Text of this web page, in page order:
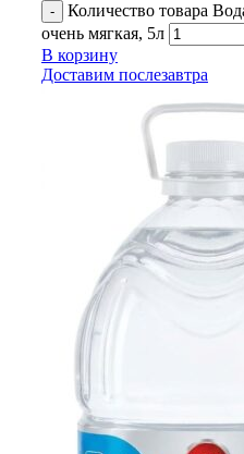
Количество товара
очень мягкая, 5л
В корзину
Доставим послезавтра